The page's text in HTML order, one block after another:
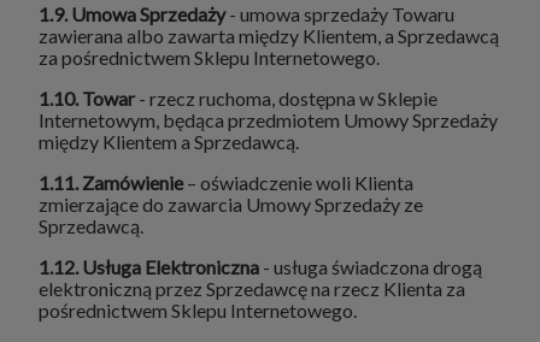
1.9. Umowa Sprzedaży- umowa sprzedaży Towaru
zawierana albo zawarta między Klientem, a Sprzedawcą
za pośrednictwem Sklepu Internetowego.
1.10. Towar - rzecz ruchoma, dostępna w Sklepie
Internetowym, będąca przedmiotem Umowy Sprzedaży
między Klientem a Sprzedawcą.
1.11. Zamówienie– oświadczenie woli Klienta
zmierzające do zawarcia Umowy Sprzedaży ze
Sprzedawcą.
1.12. Usługa Elektroniczna - usługa świadczona drogą
elektroniczną przez Sprzedawcę na rzecz Klienta za
pośrednictwem Sklepu Internetowego.